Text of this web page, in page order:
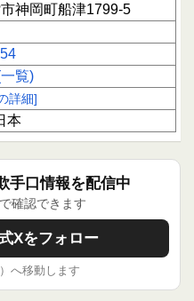
神岡町船津1799-5
覧)
詳細]
本
手口情報を配信中
確認できます
Xをフォロー
へ移動します